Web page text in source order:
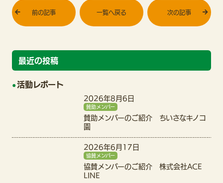
前の記事 一覧へ戻る 次の記事
最近の投稿
活動レポート
2026年8月6日
賛助メンバー
賛助メンバーのご紹介 ちいさなキノコ
園
2026年6月17日
協賛メンバー
協賛メンバーのご紹介 株式会社ACE
LINE